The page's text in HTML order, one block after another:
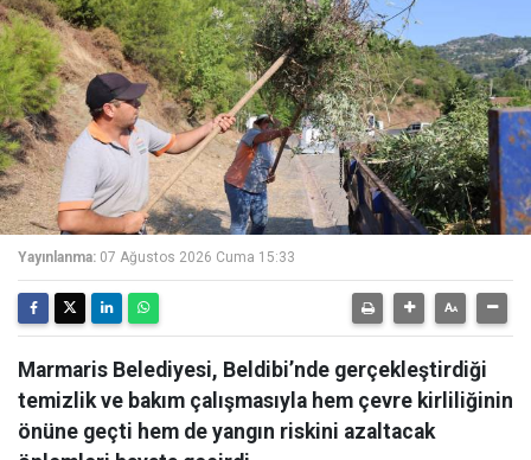
Yayınlanma: 07 Ağustos 2026 Cuma 15:33
Marmaris Belediyesi, Beldibi’nde gerçekleştirdiği
temizlik ve bakım çalışmasıyla hem çevre kirliliğinin
önüne geçti hem de yangın riskini azaltacak